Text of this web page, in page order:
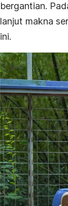
bergantian.
lanjut makna
ini.